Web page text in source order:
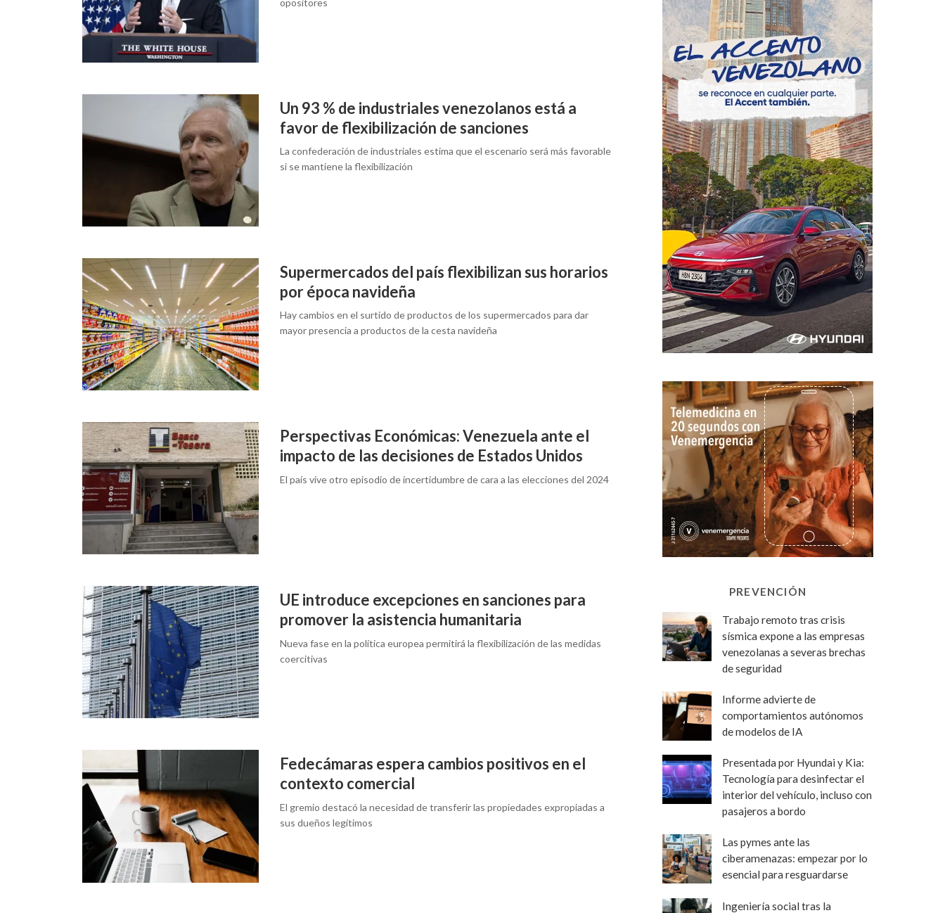
opositores
Un 93 % de industriales venezolanos está a
favor de flexibilización de sanciones
La confederación de industriales estima que el escenario será más favorable
si se mantiene la flexibilización
Supermercados del país flexibilizan sus horarios
por época navideña
Hay cambios en el surtido de productos de los supermercados para dar
mayor presencia a productos de la cesta navideña
Perspectivas Económicas: Venezuela ante el
impacto de las decisiones de Estados Unidos
El país vive otro episodio de incertidumbre de cara a las elecciones del 2024
UE introduce excepciones en sanciones para
promover la asistencia humanitaria
Nueva fase en la política europea permitirá la flexibilización de las medidas
coercitivas
Fedecámaras espera cambios positivos en el
contexto comercial
El gremio destacó la necesidad de transferir las propiedades expropiadas a
sus dueños legítimos
PREVENCIÓN
Trabajo remoto tras crisis
sísmica expone a las empresas
venezolanas a severas brechas
de seguridad
Informe advierte de
comportamientos autónomos
de modelos de IA
Presentada por Hyundai y Kia:
Tecnología para desinfectar el
interior del vehículo, incluso con
pasajeros a bordo
Las pymes ante las
ciberamenazas: empezar por lo
esencial para resguardarse
Ingeniería social tras la